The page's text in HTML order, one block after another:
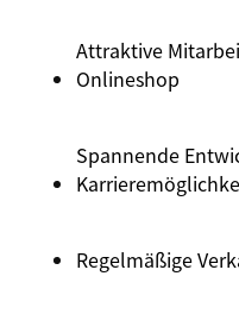
Attraktive
Onlineshop
Spannende
Regelmäßige